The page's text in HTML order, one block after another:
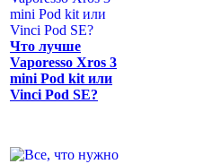
Что лучше
Vaporesso Xros 3
mini Pod kit или
Vinci Pod SE?